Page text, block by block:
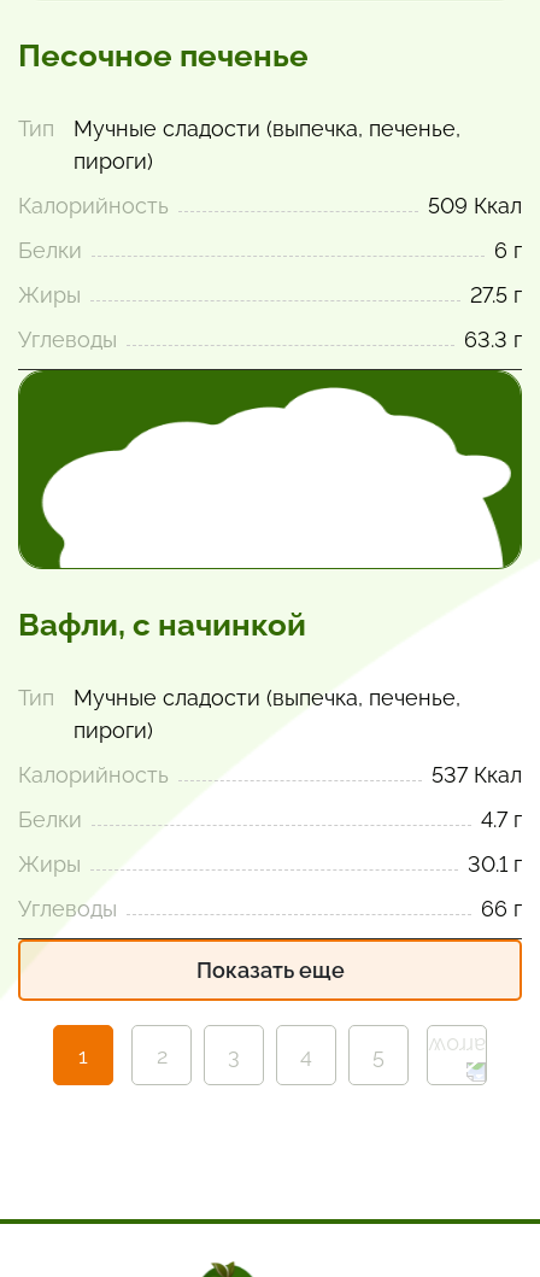
Песочное печенье
Тип
Мучные сладости (выпечка, печенье,
пироги)
Калорийность
509 Ккал
Белки
6 г
Жиры
27.5 г
Углеводы
63.3 г
Вафли, с начинкой
Тип
Мучные сладости (выпечка, печенье,
пироги)
Калорийность
537 Ккал
Белки
4.7 г
Жиры
30.1 г
Углеводы
66 г
Показать еще
1 2 3 4 5